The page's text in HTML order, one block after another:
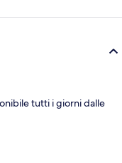
tutti i giorni dalle